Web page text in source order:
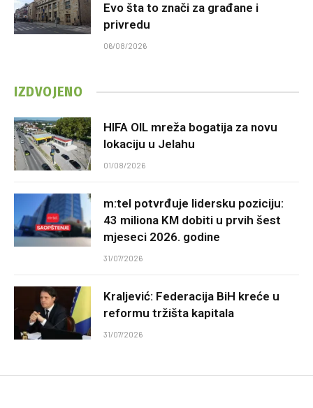
Evo šta to znači za građane i
privredu
06/08/2026
IZDVOJENO
HIFA OIL mreža bogatija za novu
lokaciju u Jelahu
01/08/2026
m:tel potvrđuje lidersku poziciju:
43 miliona KM dobiti u prvih šest
mjeseci 2026. godine
31/07/2026
Kraljević: Federacija BiH kreće u
reformu tržišta kapitala
31/07/2026